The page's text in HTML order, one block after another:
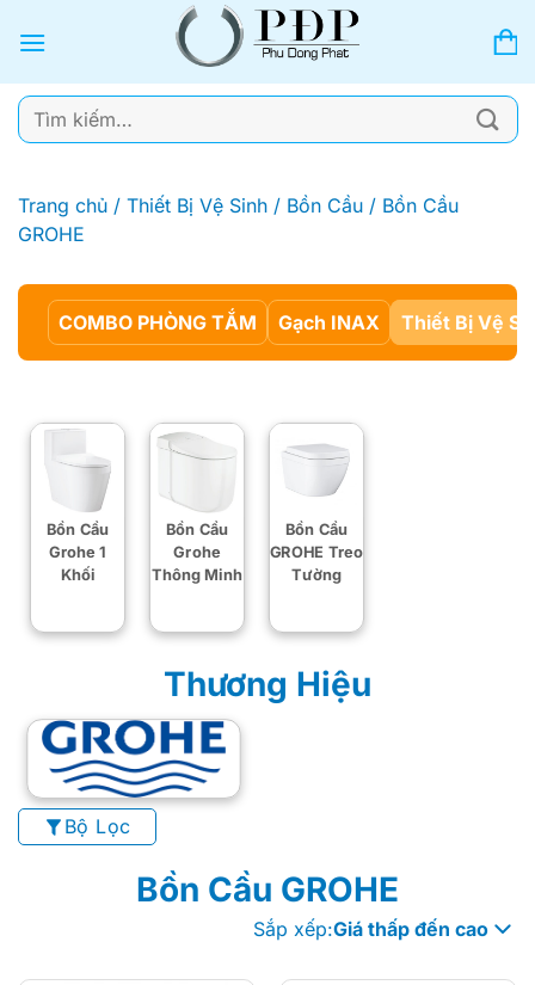
qua
dung
Tìm
kiếm:
Trang chủ / Thiết Bị Vệ Sinh / Bồn Cầu / Bồn Cầu
GROHE
COMBO PHÒNG TẮM Gạch INAX Thiết Bị Vệ
Bồn Cầu
Grohe 1
Khối
Bồn Cầu
Grohe
Thông Minh
Bồn Cầu
GROHE Treo
Tường
Thương Hiệu
Bộ Lọc
Bồn Cầu GROHE
Sắp xếp:Giá thấp đến cao